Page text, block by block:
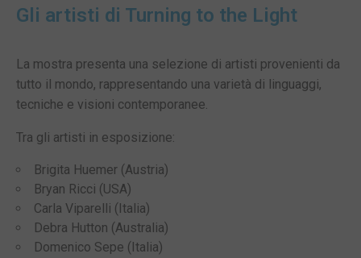
Gli artisti di Turning to the Light
La mostra presenta una selezione di artisti provenienti da
tutto il mondo, rappresentando una varietà di linguaggi,
tecniche e visioni contemporanee.
Tra gli artisti in esposizione:
Brigita Huemer (Austria)
Bryan Ricci (USA)
Carla Viparelli (Italia)
Debra Hutton (Australia)
Domenico Sepe (Italia)